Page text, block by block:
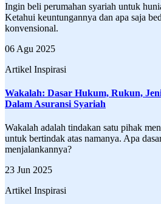
Ingin beli perumahan syariah untuk
Ketahui keuntungannya dan apa saja
konvensional.
06 Agu 2025
Artikel Inspirasi
Wakalah: Dasar Hukum, Rukun,
Dalam Asuransi Syariah
Wakalah adalah tindakan satu pihak
untuk bertindak atas namanya. Apa
menjalankannya?
23 Jun 2025
Artikel Inspirasi